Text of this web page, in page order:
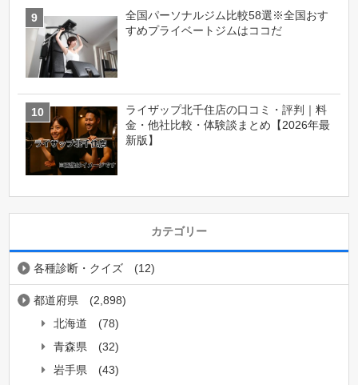
全国パーソナルジム比較58選※全国おす
すめプライベートジムはココだ
ライザップ北千住店の口コミ・評判｜料
金・他社比較・体験談まとめ【2026年最
新版】
カテゴリー
各種診断・クイズ (12)
都道府県
(2,898)
北海道
(78)
青森県
(32)
岩手県
(43)